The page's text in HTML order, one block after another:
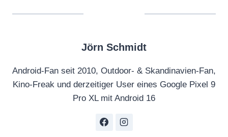
p
r
Jörn Schmidt
Android-Fan seit 2010, Outdoor- & Skandinavien-Fan,
Kino-Freak und derzeitiger User eines Google Pixel 9
Pro XL mit Android 16